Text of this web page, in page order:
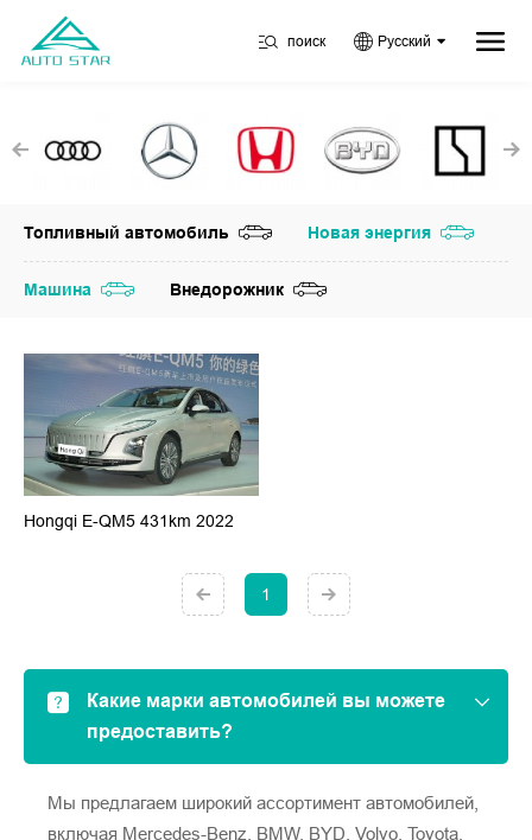
поиск Русский
Топливный автомобиль Новая энергия
Машина Внедорожник
Hongqi E-QM5 431km 2022
1
Какие марки автомобилей вы можете
предоставить?
Мы предлагаем широкий ассортимент автомобилей,
включая Mercedes-Benz, BMW, BYD, Volvo, Toyota,